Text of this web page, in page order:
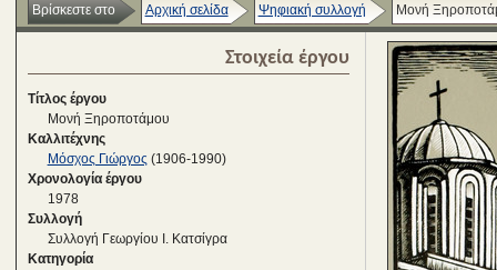
Βρίσκεστε στο Αρχική σελίδα Ψηφιακή συλλογή Μονή
Στοιχεία έργου
Τίτλος έργου
Μονή Ξηροποτάμου
Καλλιτέχνης
Μόσχος Γιώργος (1906-1990)
Χρονολογία έργου
1978
Συλλογή
Συλλογή Γεωργίου Ι. Κατσίγρα
Κατηγορία